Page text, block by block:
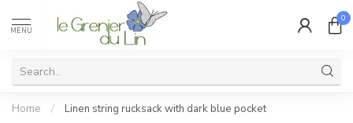
MENU
0
Home / Linen string rucksack with dark blue pocket